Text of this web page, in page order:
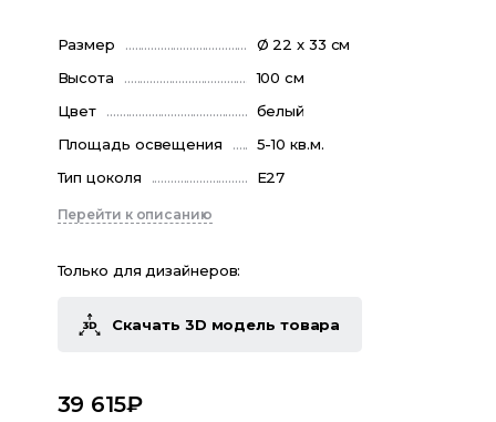
Размер
Ø 22 x 33 см
Высота
100 см
Цвет
белый
Площадь освещения
5-10 кв.м.
Тип цоколя
E27
Перейти к описанию
Только для дизайнеров:
Скачать 3D модель товара
39 615₽